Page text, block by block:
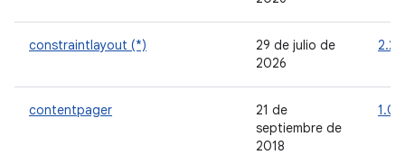
constraintlayout (*)
29 de julio de
2026
contentpager
21 de
septiembre de
2018